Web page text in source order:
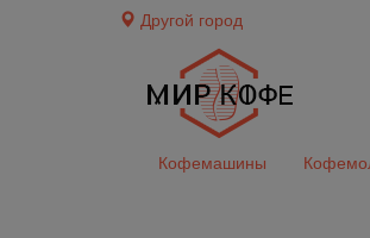
Другой город
Кофемашины